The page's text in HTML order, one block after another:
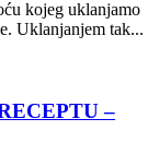
kojeg uklanjamo
Uklanjanjem tak...
–